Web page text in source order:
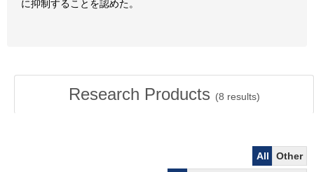
に抑制することを認めた。
Research Products (8 results)
All
Other